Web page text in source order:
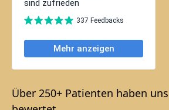
Über 250+ Patienten haben